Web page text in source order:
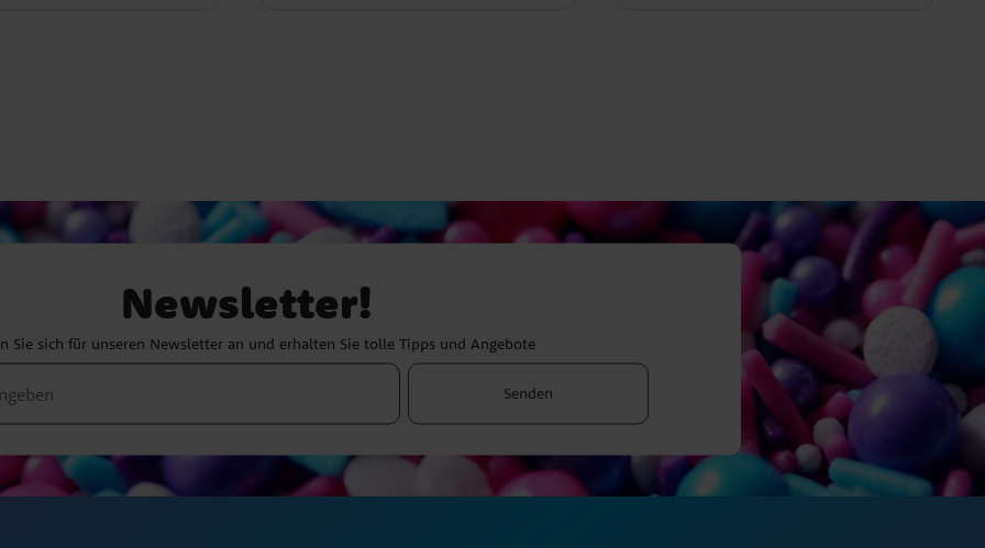
Newsletter!
Sie sich für unseren Newsletter an und erhalten Sie tolle Tipps und Angebote
Senden